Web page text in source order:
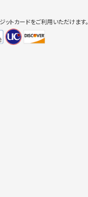
トカードをご利用いただけます。